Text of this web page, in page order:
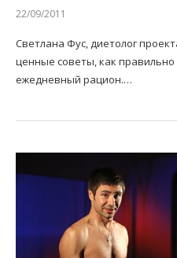
22/09/2011
Светлана Фус, диетолог
ценные советы, как правильно
ежедневный рацион.…